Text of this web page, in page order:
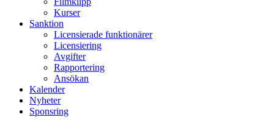
Kurser
Sanktion
Licensierade funktionärer
Licensiering
Avgifter
Rapportering
Ansökan
Kalender
Nyheter
Sponsring